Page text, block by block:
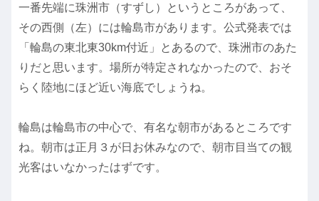
一番先端に珠洲市（すずし）というところがあって、
その西側（左）には輪島市があります。公式発表では
「輪島の東北東30km付近」とあるので、珠洲市のあた
りだと思います。場所が特定されなかったので、おそ
らく陸地にほど近い海底でしょうね。
輪島は輪島市の中心で、有名な朝市があるところです
ね。朝市は正月３が日お休みなので、朝市目当ての観
光客はいなかったはずです。